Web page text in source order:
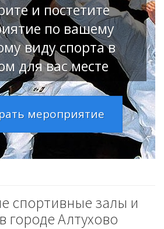
и постетите
по вашему
виду спорта в
для вас месте
мероприятие
спортивные залы и
городе Алтухово